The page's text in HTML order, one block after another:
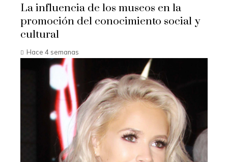
La influencia de los museos en la
promoción del conocimiento social y
cultural
Hace 4 semanas